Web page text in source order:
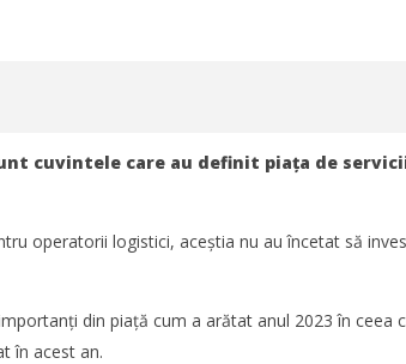
cuvintele care au definit piața de
operatorii logistici, aceștia nu au încetat să
din piață cum a arătat anul 2023 în ceea
în acest an.